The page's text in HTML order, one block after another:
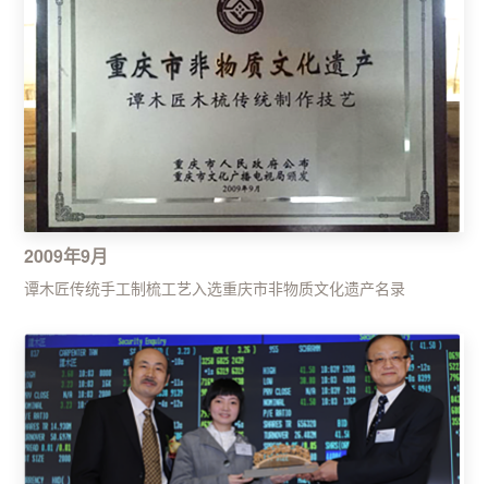
2009年9月
谭木匠传统手工制梳工艺入选重庆市非物质文化遗产名录